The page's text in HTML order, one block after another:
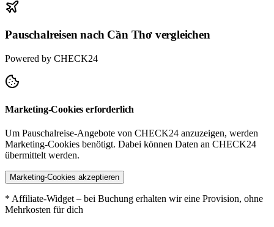
Pauschalreisen nach Cần Thơ vergleichen
Powered by CHECK24
Marketing-Cookies erforderlich
Um Pauschalreise-Angebote von CHECK24 anzuzeigen, werden
Marketing-Cookies benötigt. Dabei können Daten an CHECK24
übermittelt werden.
Marketing-Cookies akzeptieren
* Affiliate-Widget – bei Buchung erhalten wir eine Provision, ohne
Mehrkosten für dich